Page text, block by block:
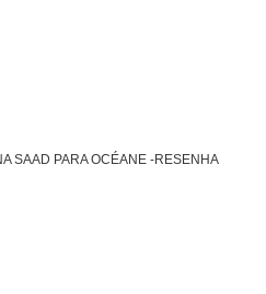
SAAD PARA OCÉANE -RESENHA